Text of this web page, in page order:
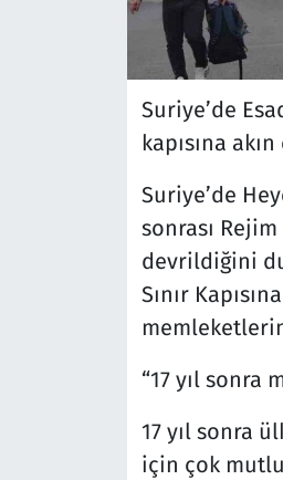
Suriye’de
kapısına
Suriye’de
sonrası
devrildiğini
Sınır
“17 yıl sonra
17 yıl sonra
için çok